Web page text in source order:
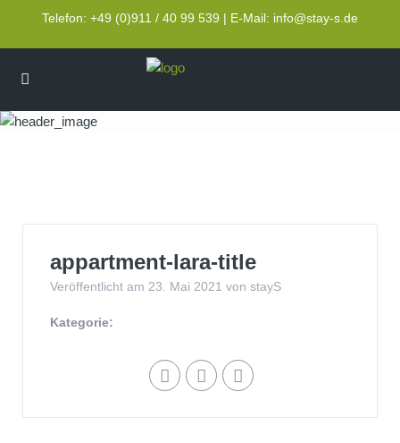
Telefon: +49 (0)911 / 40 99 539 | E-Mail: info@stay-s.de
appartment-lara-title
Veröffentlicht am 23. Mai 2021 von stayS
Kategorie: